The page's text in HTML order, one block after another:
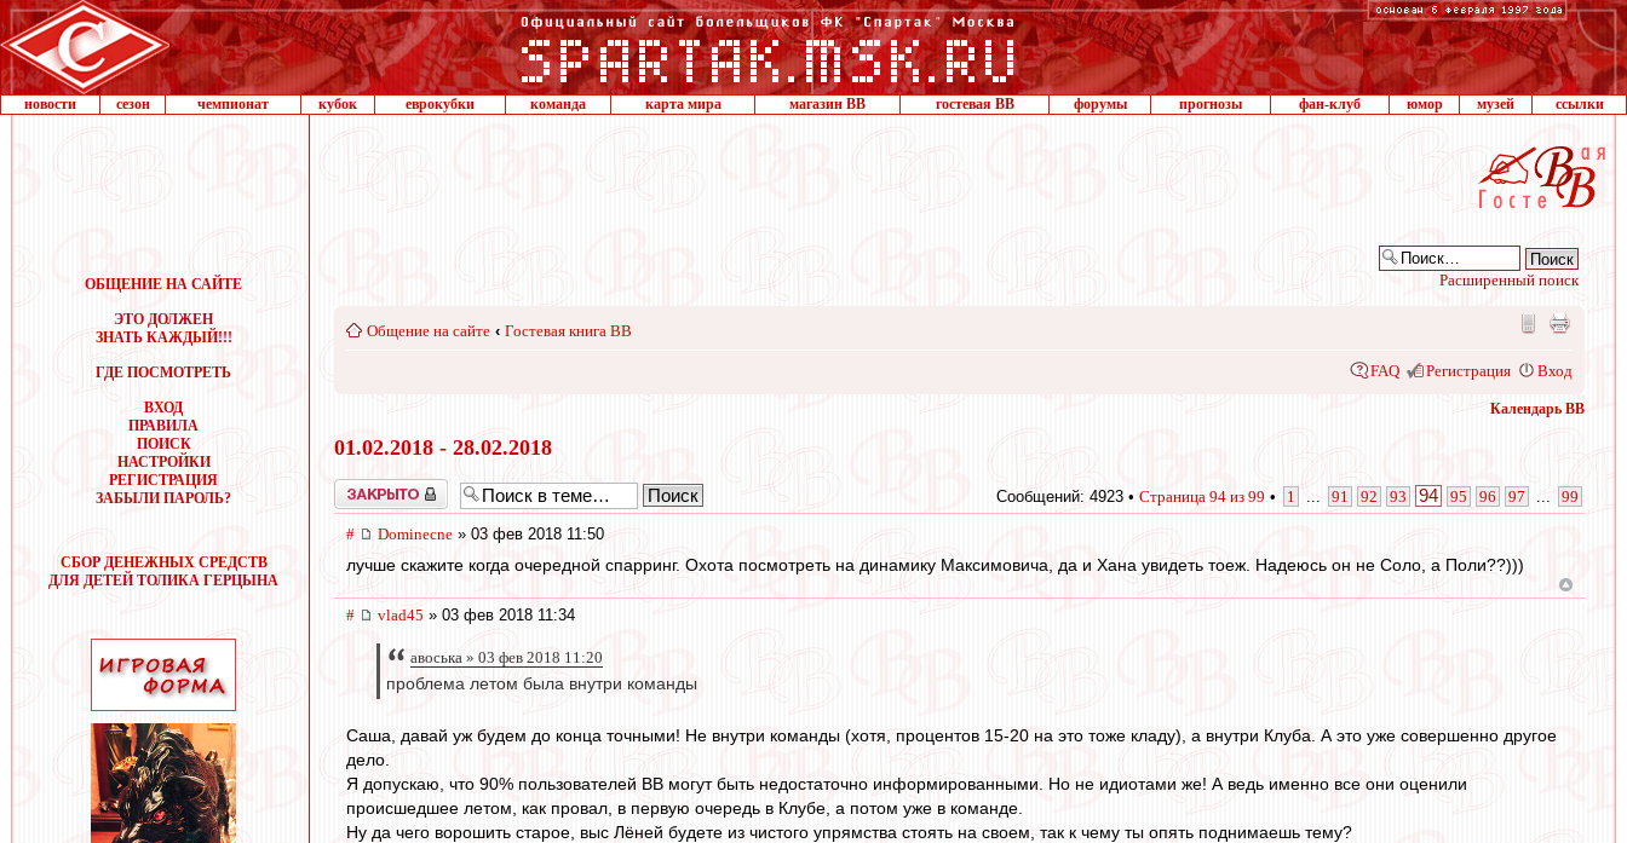
новости сезон чемпионат кубок еврокубки команда карта мира магазин ВВ гостевая ВВ форумы прогнозы фан-клуб юмор музей ссылки
ОБЩЕНИЕ НА САЙТЕ
ЭТО ДОЛЖЕН
ЗНАТЬ КАЖДЫЙ!!!
ГДЕ ПОСМОТРЕТЬ
ВХОД
ПРАВИЛА
ПОИСК
НАСТРОЙКИ
РЕГИСТРАЦИЯ
ЗАБЫЛИ ПАРОЛЬ?
СБОР ДЕНЕЖНЫХ СРЕДСТВ
ДЛЯ ДЕТЕЙ ТОЛИКА ГЕРЦЫНА
Расширенный поиск
Общение на сайте ‹ Гостевая книга ВВ
FAQ Регистрация Вход
Календарь ВВ
01.02.2018 - 28.02.2018
Закрыто Сообщений: 4923 • Страница 94 из 99 • 1 91 92 93 94 95 96 97 99
# Dominecne » 03 фев 2018 11:50
лучше скажите когда очередной спарринг. Охота посмотреть на динамику Максимовича, да и Хана увидеть тоеж. Надеюсь он не Соло, а Поли??)))
# vlad45 » 03 фев 2018 11:34
авоська » 03 фев 2018 11:20
проблема летом была внутри команды
Саша, давай уж будем до конца точными! Не внутри команды (хотя, процентов 15-20 на это тоже кладу), а внутри Клуба. А это уже совершенно другое
дело.
Я допускаю, что 90% пользователей ВВ могут быть недостаточно информированными. Но не идиотами же! А ведь именно все они оценили
происшедшее летом, как провал, в первую очередь в Клубе, а потом уже в команде.
Ну да чего ворошить старое, выс Лёней будете из чистого упрямства стоять на своем, так к чему ты опять поднимаешь тему?